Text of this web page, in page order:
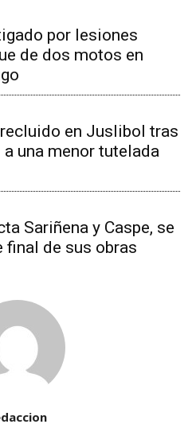
por lesiones
de dos motos en
en Juslibol tras
una menor tutelada
Sariñena y Caspe, se
final de sus obras